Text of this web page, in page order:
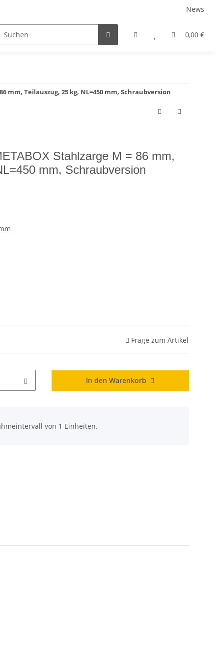
News
0,00 €
Auszugsysteme
mm, Teilauszug, 25 kg, NL=450 mm, Schraubversion
Stahlzarge M = 86 mm,
mm, Schraubversion
Frage zum Artikel
In den Warenkorb
von 1 Einheiten.